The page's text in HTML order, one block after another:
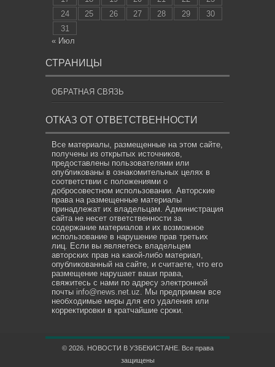
24
25 26 27 28 29
30
31
« Июл
СТРАНИЦЫ
ОБРАТНАЯ СВЯЗЬ
ОТКАЗ ОТ ОТВЕТСТВЕННОСТИ
Все материалы, размещенные на этом сайте,
получены из открытых источников,
предоставлены пользователями или
опубликованы в ознакомительных целях в
соответствии с положениями о
добросовестном использовании. Авторские
права на размещенные материалы
принадлежат их владельцам. Администрация
сайта не несет ответственности за
содержание материалов и их возможное
использование в нарушение прав третьих
лиц. Если вы являетесь владельцем
авторских прав на какой-либо материал,
опубликованный на сайте, и считаете, что его
размещение нарушает ваши права,
свяжитесь с нами по адресу электронной
почты info@news.net.uz. Мы предпримем все
необходимые меры для его удаления или
корректировки в кратчайшие сроки.
© 2026. НОВОСТИ В УЗБЕКИСТАНЕ. Все права
защищены